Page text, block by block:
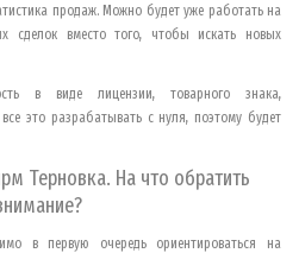
продаж. Можно будет уже работать на
сделок вместо того, чтобы искать новых
в виде лицензии, товарного знака,
это разрабатывать с нуля, поэтому будет
Терновка. На что обратить
в первую очередь ориентироваться на